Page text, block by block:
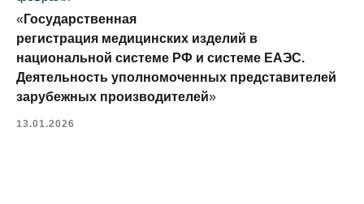
« Государственная
регистрация медицинских изделий в
национальной системе РФ и системе ЕАЭС.
Деятельность уполномоченных представителей
зарубежных производителей»
13.01.2026